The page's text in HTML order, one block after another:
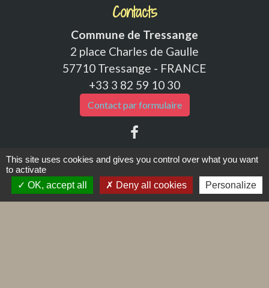
Contacts
Commune de Tressange
2 place Charles de Gaulle
57710 Tressange - FRANCE
+33 3 82 59 10 30
Contact par formulaire
Liens
This site uses cookies and gives you control over what you want
to activate
OK, accept all
Deny all cookies Personalize